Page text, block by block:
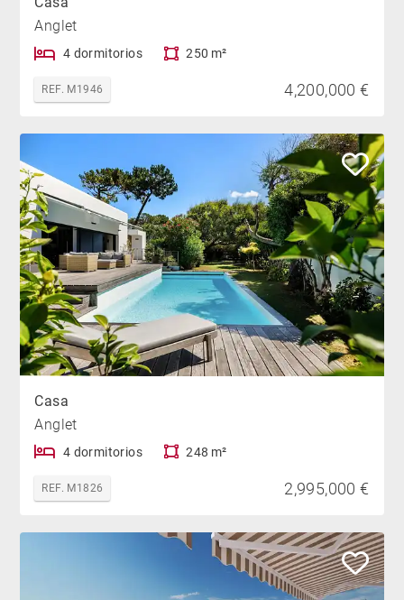
Anglet
4 dormitorios 250 m²
REF. M1946 4,200,000 €
Casa
Anglet
4 dormitorios 248 m²
REF. M1826 2,995,000 €